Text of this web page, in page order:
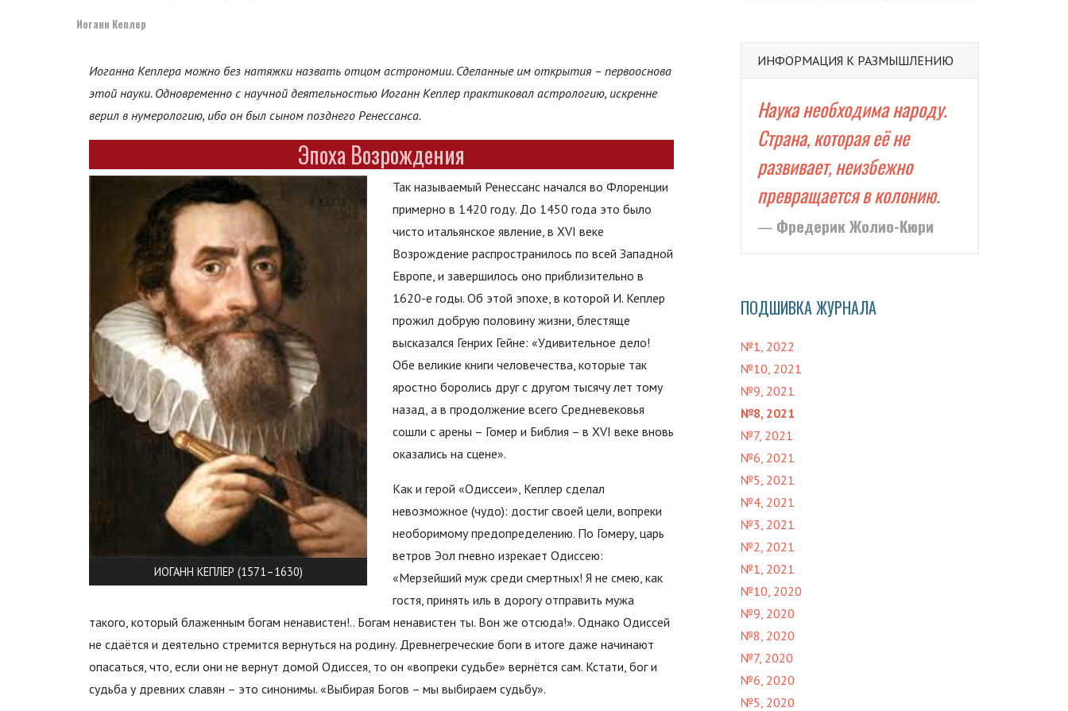
Иоганн Кеплер
Иоганна Кеплера можно без натяжки назвать отцом астрономии. Сделанные им открытия – первооснова
этой науки. Одновременно с научной деятельностью Иоганн Кеплер практиковал астрологию, искренне
верил в нумерологию, ибо он был сыном позднего Ренессанса.
Эпоха Возрождения
ИОГАНН КЕПЛЕР (1571–1630)
Так называемый Ренессанс начался во Флоренции
примерно в 1420 году. До 1450 года это было
чисто итальянское явление, в XVI веке
Возрождение распространилось по всей Западной
Европе, и завершилось оно приблизительно в
1620-е годы. Об этой эпохе, в которой И. Кеплер
прожил добрую половину жизни, блестяще
высказался Генрих Гейне: «Удивительное дело!
Обе великие книги человечества, которые так
яростно боролись друг с другом тысячу лет тому
назад, а в продолжение всего Средневековья
сошли с арены – Гомер и Библия – в XVI веке вновь
оказались на сцене».
Как и герой «Одиссеи», Кеплер сделал
невозможное (чудо): достиг своей цели, вопреки
необоримому предопределению. По Гомеру, царь
ветров Эол гневно изрекает Одиссею:
«Мерзейший муж среди смертных! Я не смею, как
гостя, принять иль в дорогу отправить мужа
такого, который блаженным богам ненавистен!.. Богам ненавистен ты. Вон же отсюда!». Однако Одиссей
не сдаётся и деятельно стремится вернуться на родину. Древнегреческие боги в итоге даже начинают
опасаться, что, если они не вернут домой Одиссея, то он «вопреки судьбе» вернётся сам. Кстати, бог и
судьба у древних славян – это синонимы. «Выбирая Богов – мы выбираем судьбу».
ИНФОРМАЦИЯ К РАЗМЫШЛЕНИЮ
Наука необходима народу.
Страна, которая её не
развивает, неизбежно
превращается в колонию.
Фредерик Жолио-Кюри
ПОДШИВКА ЖУРНАЛА
№1, 2022
№10, 2021
№9, 2021
№8, 2021
№7, 2021
№6, 2021
№5, 2021
№4, 2021
№3, 2021
№2, 2021
№1, 2021
№10, 2020
№9, 2020
№8, 2020
№7, 2020
№6, 2020
№5, 2020